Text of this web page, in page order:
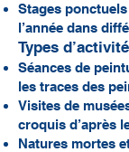
Stages
l’année dans
Types
Séances de
les traces des
Visites de
croquis d’après
Natures mortes